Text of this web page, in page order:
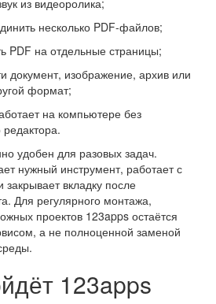
из видеоролика;
несколько PDF-файлов;
PDF на отдельные страницы;
документ, изображение, архив или
формат;
на компьютере без
редактора.
удобен для разовых задач.
нужный инструмент, работает с
вкладку после
Для регулярного монтажа,
проектов 123apps остаётся
а не полноценной заменой
123apps